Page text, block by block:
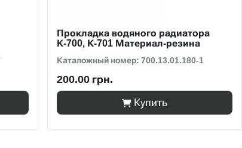
Прокладка водяного радиатора
К-700, К-701 Материал-резина
Каталожный номер: 700.13.01.180-1
200.00 грн.
Купить